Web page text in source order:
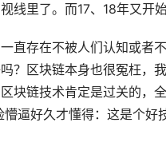
线里了。而17、18年又开
直存在不被人们认知或者
？区块链本身也很冤枉，
块链技术肯定是过关的，
逼好久才懂得：这是个好